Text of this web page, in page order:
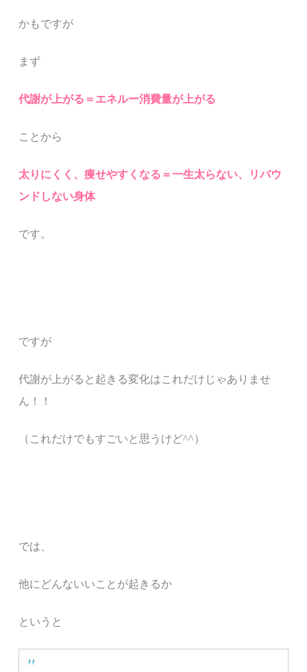
かもですが
まず
代謝が上がる＝エネルー消費量が上がる
ことから
太りにくく、痩せやすくなる＝一生太らない、リバウ
ンドしない身体
です。
ですが
代謝が上がると起きる変化はこれだけじゃありませ
ん！！
（これだけでもすごいと思うけど^^）
では、
他にどんないいことが起きるか
というと